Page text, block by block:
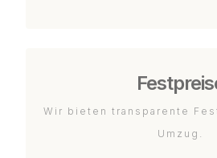
Wir bieten transparente
Umzug.